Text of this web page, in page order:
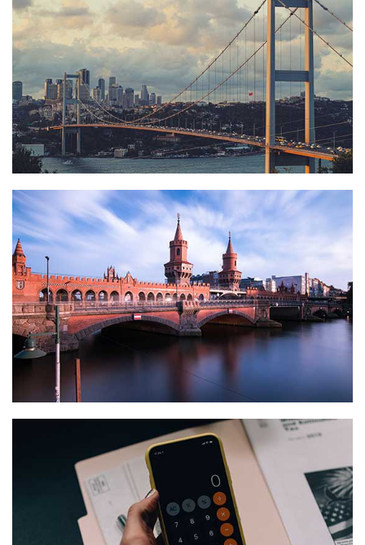
Erfolgreicher Markteintritt in die Türkei...
Erfolgreicher Markteintritt in Deutschland...
Hier finden Sie wichtige Informationen über
Förderung & Finanzierung...